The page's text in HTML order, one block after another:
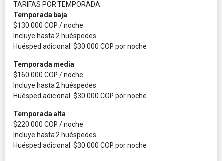
TARIFAS POR TEMPORADA
Temporada baja
$130.000 COP / noche
Incluye hasta 2 huéspedes
Huésped adicional: $30.000 COP por noche
Temporada media
$160.000 COP / noche
Incluye hasta 2 huéspedes
Huésped adicional: $30.000 COP por noche
Temporada alta
$220.000 COP / noche
Incluye hasta 2 huéspedes
Huésped adicional: $30.000 COP por noche